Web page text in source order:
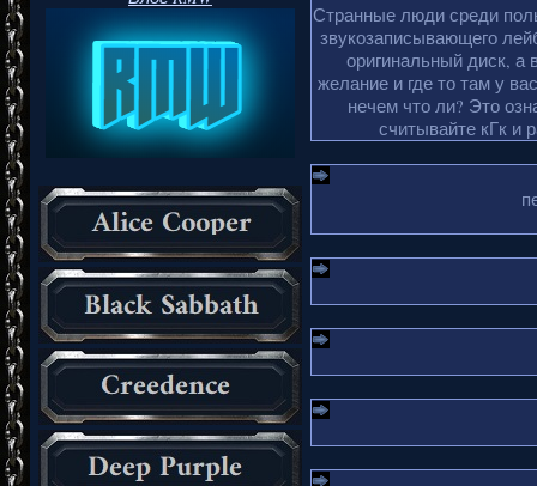
Странные люди среди
звукозаписывающего
оригинальный диск, а
желание и где то там у
нечем что ли? Это
считывайте кГк и